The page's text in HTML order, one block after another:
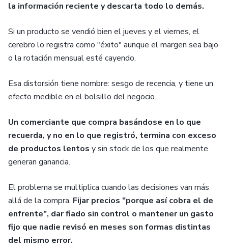
la información reciente y descarta todo lo demás.
Si un producto se vendió bien el jueves y el viernes, el
cerebro lo registra como "éxito" aunque el margen sea bajo
o la rotación mensual esté cayendo.
Esa distorsión tiene nombre: sesgo de recencia, y tiene un
efecto medible en el bolsillo del negocio.
Un comerciante que compra basándose en lo que
recuerda, y no en lo que registró, termina con exceso
de productos lentos y sin stock de los que realmente
generan ganancia.
El problema se multiplica cuando las decisiones van más
allá de la compra. Fijar precios "porque así cobra el de
enfrente", dar fiado sin control o mantener un gasto
fijo que nadie revisó en meses son formas distintas
del mismo error.